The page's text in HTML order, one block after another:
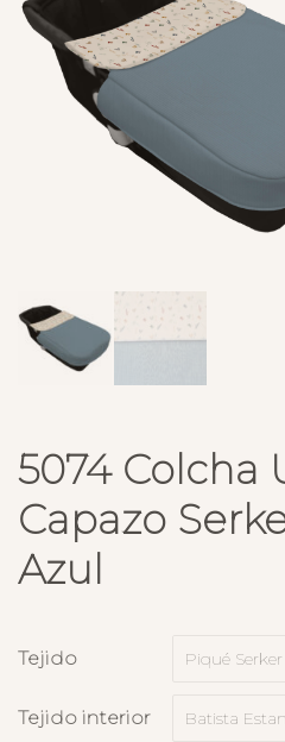
5074 Colcha
Capazo
Azul
Tejido
Tejido interior